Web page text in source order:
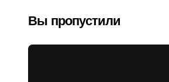
Вы пропустили